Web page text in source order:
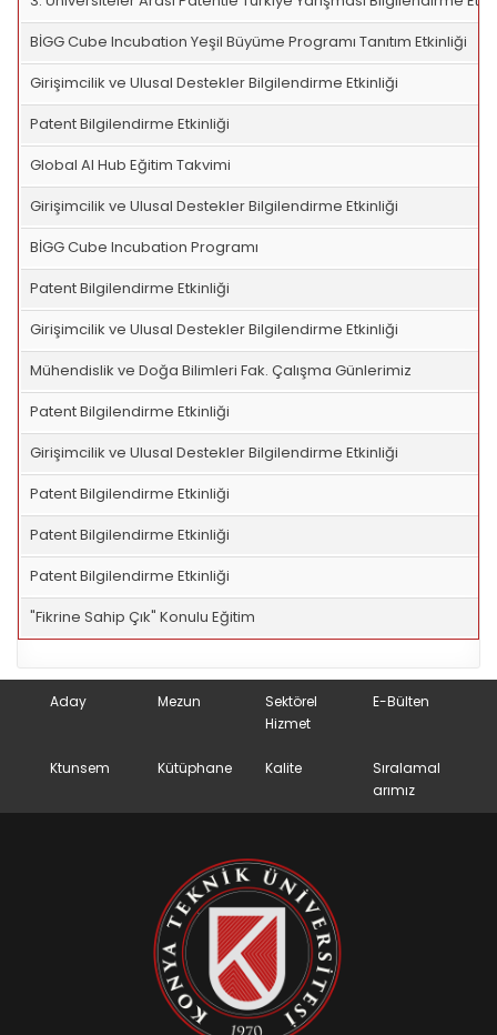
BİGG Cube Incubation Yeşil Büyüme Programı Tanıtım Etkinliği
Girişimcilik ve Ulusal Destekler Bilgilendirme Etkinliği
Patent Bilgilendirme Etkinliği
Global Al Hub Eğitim Takvimi
Girişimcilik ve Ulusal Destekler Bilgilendirme Etkinliği
BİGG Cube Incubation Programı
Patent Bilgilendirme Etkinliği
Girişimcilik ve Ulusal Destekler Bilgilendirme Etkinliği
Mühendislik ve Doğa Bilimleri Fak. Çalışma Günlerimiz
Patent Bilgilendirme Etkinliği
Girişimcilik ve Ulusal Destekler Bilgilendirme Etkinliği
Patent Bilgilendirme Etkinliği
Patent Bilgilendirme Etkinliği
Patent Bilgilendirme Etkinliği
"Fikrine Sahip Çık" Konulu Eğitim
Aday Mezun
Sektörel
Hizmet
E-Bülten
Ktunsem Kütüphane Kalite
Sıralamal
arımız